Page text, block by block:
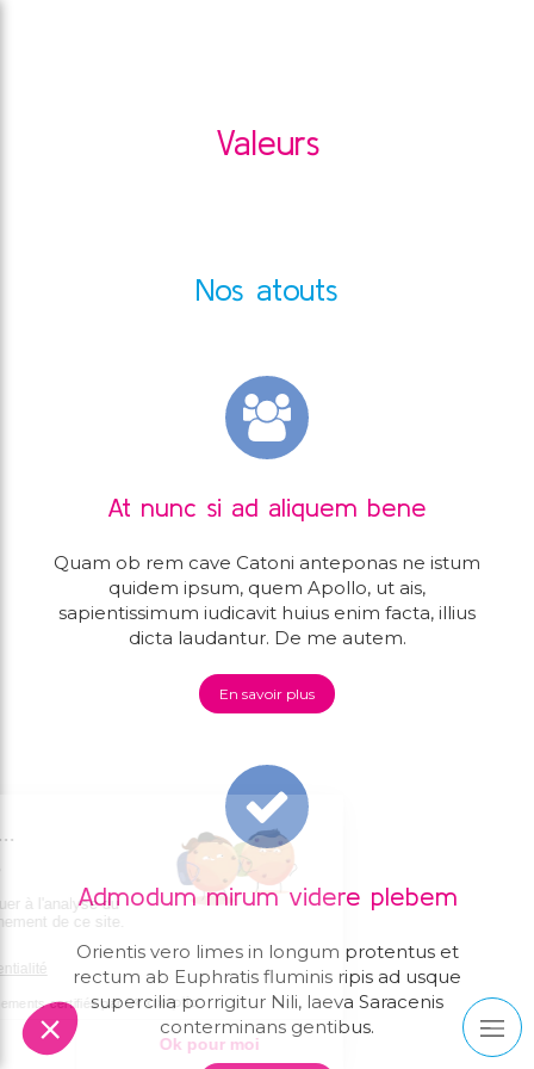
Valeurs
Nos atouts
At nunc si ad aliquem bene
Quam ob rem cave Catoni anteponas ne istum
quidem ipsum, quem Apollo, ut ais,
sapientissimum iudicavit huius enim facta, illius
dicta laudantur. De me autem.
En savoir plus
Admodum mirum videre plebem
Orientis vero limes in longum protentus et
rectum ab Euphratis fluminis ripis ad usque
supercilia porrigitur Nili, laeva Saracenis
conterminans gentibus.